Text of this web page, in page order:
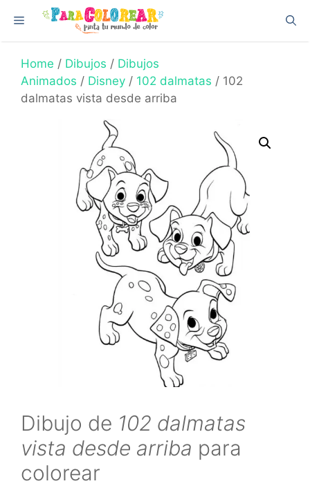
content
Menu
Home / Dibujos / Dibujos
Animados / Disney / 102 dalmatas / 102
dalmatas vista desde arriba
Dibujo de 102 dalmatas
vista desde arriba para
colorear